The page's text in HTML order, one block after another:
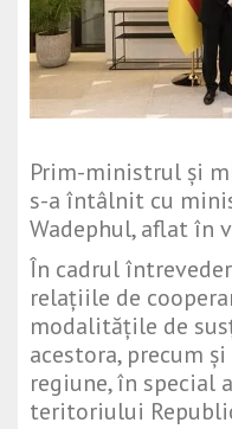
Prim-ministrul și
s-a întâlnit cu
Wadephul, aflat în
În cadrul
relațiile de
modalitățile de
acestora, precum
regiune, în special
teritoriului